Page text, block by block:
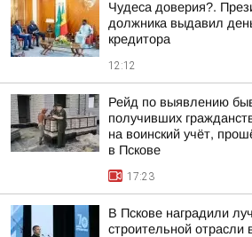
Чудеса доверия?.
должника выдавил
кредитора
12:12
Рейд по выявлению
получивших
на воинский учёт,
в Пскове
17:23
В Пскове наградили
строительной отрасли